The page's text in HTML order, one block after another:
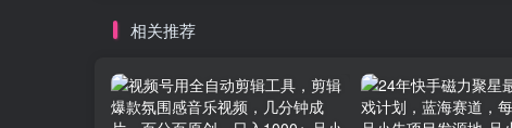
相关推荐